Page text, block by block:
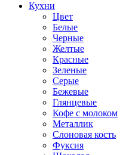
Кухни
Цвет
Белые
Черные
Желтые
Красные
Зеленые
Серые
Бежевые
Глянцевые
Кофе с молоком
Металлик
Слоновая кость
Фуксия